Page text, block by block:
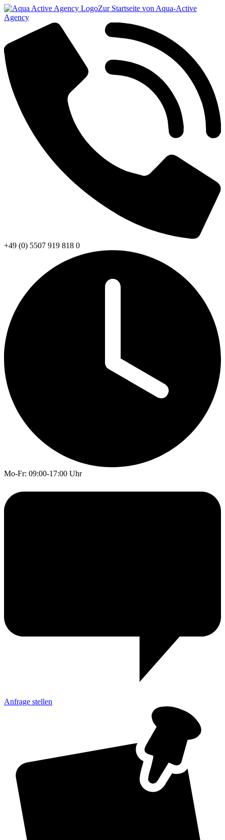
Zur Startseite von Aqua-Active
Agency
+49 (0) 5507 919 818 0
Mo-Fr: 09:00-17:00 Uhr
Anfrage stellen